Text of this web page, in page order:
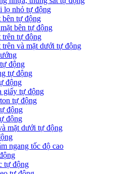
lọ nhỏ tự động
bên tự động
bên tự động
trên tự động
trên và mặt dưới tự động
động
tự động
động
giấy tự động
tự động
động
động
mặt dưới tự động
ngang tốc độ cao
tự động